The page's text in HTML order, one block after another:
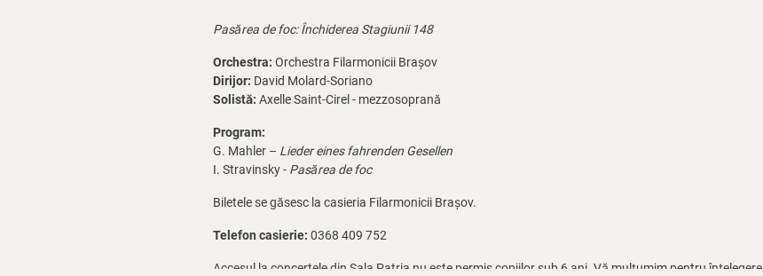
Pasărea de foc: Închiderea Stagiunii 148
Orchestra: Orchestra Filarmonicii Brașov
Dirijor: David Molard-Soriano
Solistă: Axelle Saint-Cirel - mezzosoprană
Program:
G. Mahler – Lieder eines fahrenden Gesellen
I. Stravinsky - Pasărea de foc
Biletele se găsesc la casieria Filarmonicii Brașov.
Telefon casierie: 0368 409 752
Accesul la concertele din Sala Patria nu este permis copiilor sub 6 ani. Vă mulțumim pentru înțelegere.